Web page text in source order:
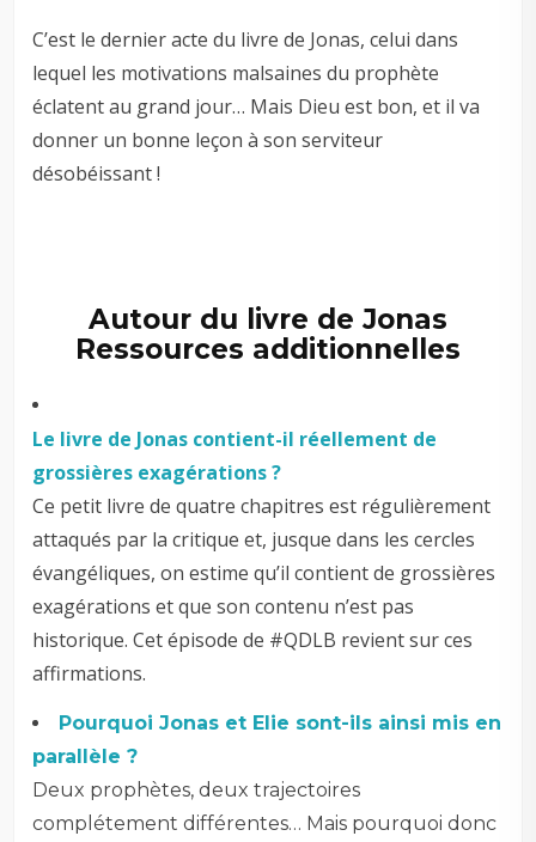
C’est le dernier acte du livre de Jonas, celui dans
lequel les motivations malsaines du prophète
éclatent au grand jour… Mais Dieu est bon, et il va
donner un bonne leçon à son serviteur
désobéissant !
Autour du livre de Jonas
Ressources additionnelles
Le livre de Jonas contient-il réellement de
grossières exagérations ?
Ce petit livre de quatre chapitres est régulièrement
attaqués par la critique et, jusque dans les cercles
évangéliques, on estime qu’il contient de grossières
exagérations et que son contenu n’est pas
historique. Cet épisode de #QDLB revient sur ces
affirmations.
Pourquoi Jonas et Elie sont-ils ainsi mis en
parallèle ?
Deux prophètes, deux trajectoires
complétement différentes… Mais pourquoi donc